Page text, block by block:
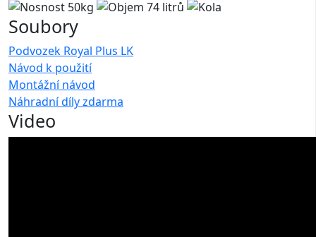
Soubory
Podvozek Royal Plus LK
Návod k použití
Montážní návod
Náhradní díly zdarma
Video